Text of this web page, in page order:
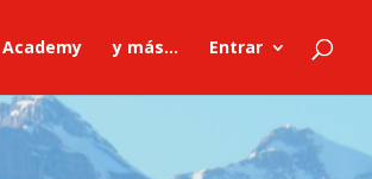
Academy y más… Entrar